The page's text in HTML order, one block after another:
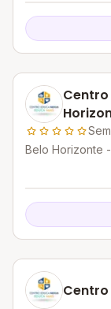
Centro
Belo Horizonte
Centro